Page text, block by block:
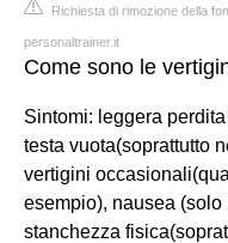
Richiesta di rimozione della
personaltrainer.it
Come sono le
Sintomi: leggera
testa vuota(soprattutto
vertigini
esempio), nausea
stanchezza